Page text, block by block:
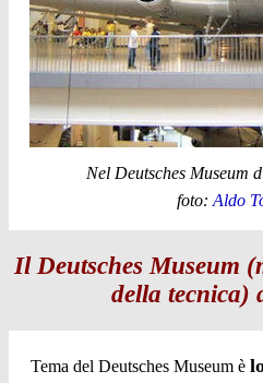
Nel Deutsches Museum
foto: Aldo
Il Deutsches Museum
della tecnica)
Tema del Deutsches Museum è